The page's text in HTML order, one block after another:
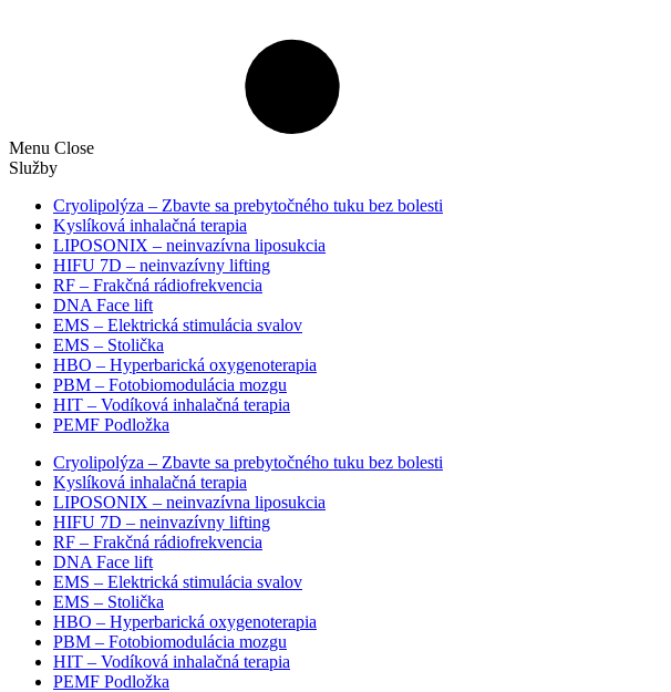
Menu Close
Služby
Cryolipolýza – Zbavte sa prebytočného tuku bez bolesti
Kyslíková inhalačná terapia
LIPOSONIX – neinvazívna liposukcia
HIFU 7D – neinvazívny lifting
RF – Frakčná rádiofrekvencia
DNA Face lift
EMS – Elektrická stimulácia svalov
EMS – Stolička
HBO – Hyperbarická oxygenoterapia
PBM – Fotobiomodulácia mozgu​
HIT – Vodíková inhalačná terapia
PEMF Podložka
Cryolipolýza – Zbavte sa prebytočného tuku bez bolesti
Kyslíková inhalačná terapia
LIPOSONIX – neinvazívna liposukcia
HIFU 7D – neinvazívny lifting
RF – Frakčná rádiofrekvencia
DNA Face lift
EMS – Elektrická stimulácia svalov
EMS – Stolička
HBO – Hyperbarická oxygenoterapia
PBM – Fotobiomodulácia mozgu​
HIT – Vodíková inhalačná terapia
PEMF Podložka